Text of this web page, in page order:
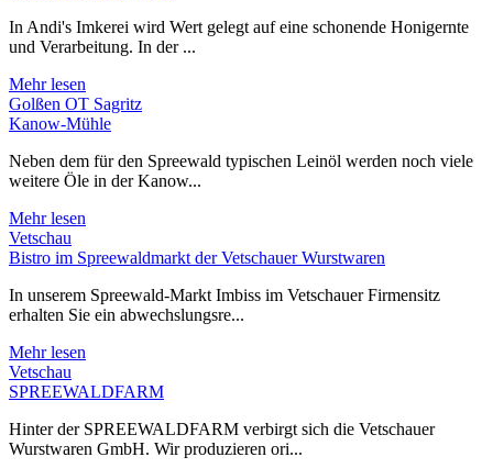
In Andi's Imkerei wird Wert gelegt auf eine schonende Honigernte
und Verarbeitung. In der ...
Mehr lesen
Golßen OT Sagritz
Kanow-Mühle
Neben dem für den Spreewald typischen Leinöl werden noch viele
weitere Öle in der Kanow...
Mehr lesen
Vetschau
Bistro im Spreewaldmarkt der Vetschauer Wurstwaren
In unserem Spreewald-Markt Imbiss im Vetschauer Firmensitz
erhalten Sie ein abwechslungsre...
Mehr lesen
Vetschau
SPREEWALDFARM
Hinter der SPREEWALDFARM verbirgt sich die Vetschauer
Wurstwaren GmbH. Wir produzieren ori...